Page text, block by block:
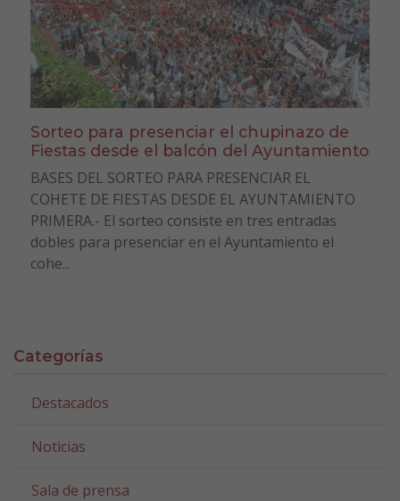
Sorteo para presenciar el chupinazo de
Fiestas desde el balcón del Ayuntamiento
BASES DEL SORTEO PARA PRESENCIAR EL
COHETE DE FIESTAS DESDE EL AYUNTAMIENTO
PRIMERA.- El sorteo consiste en tres entradas
dobles para presenciar en el Ayuntamiento el
cohe...
Categorías
Destacados
Noticias
Sala de prensa